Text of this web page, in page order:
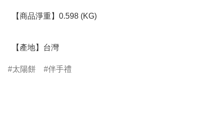
  【產地】台灣
太陽餅 伴手禮